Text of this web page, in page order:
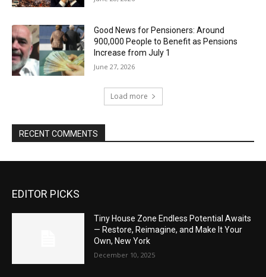
Good News for Pensioners: Around
900,000 People to Benefit as Pensions
Increase from July 1
June 27, 2026
Load more
RECENT COMMENTS
EDITOR PICKS
Tiny House Zone Endless Potential Awaits
— Restore, Reimagine, and Make It Your
Own, New York
December 10, 2025